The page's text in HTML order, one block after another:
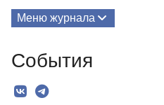
Меню журнала
Миссия
События